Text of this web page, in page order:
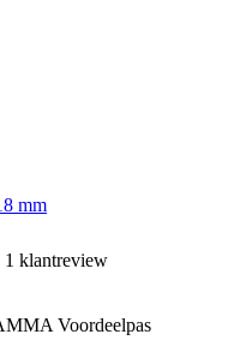
mm
1 klantreview
Voordeelpas